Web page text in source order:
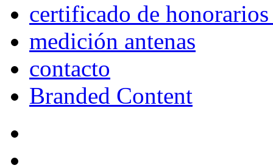
certificado de
medición antenas
contacto
Branded Content